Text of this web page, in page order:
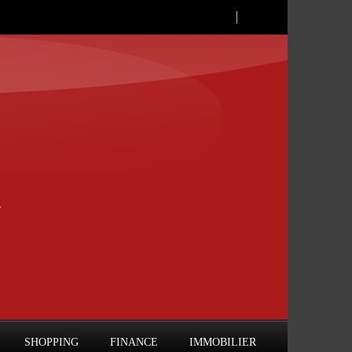
SHOPPING FINANCE IMMOBILIER